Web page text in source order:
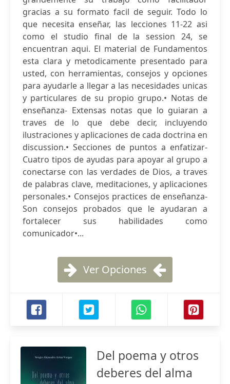
gracias a su formato facil de seguir. Todo lo
que necesita enseñar, las lecciones 11-22 asi
como el studio final de la session 24, se
encuentran aqui. El material de Fundamentos
esta clara y metodicamente presentado para
usted, con herramientas, consejos y opciones
para ayudarle a llegar a las necesidades unicas
y particulares de su propio grupo.• Notas de
enseñanza- Extensas notas que lo guiaran a
traves de lo que debe decir, incluyendo
ilustraciones y aplicaciones de cada doctrina en
discussion.• Secciones de puntos a enfatizar-
Cuatro tipos de ayudas para apoyar al grupo a
conectarse con las verdades de Dios, a traves
de palabras clave, meditaciones, y aplicaciones
personales.• Consejos practices de enseñanza-
Son consejos probados que le ayudaran a
fortalecer sus habilidades como
comunicador•...
Ver Opciones
Del poema y otros
deberes del alma